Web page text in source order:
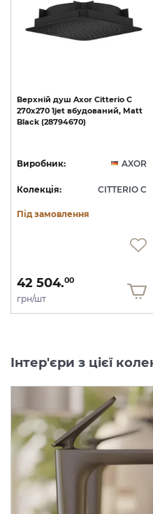
Верхній душ Axor Citterio C
270х270 1jet вбудований, Matt
Black (28794670)
Виробник: AXOR
Колекція: CITTERIO C
Під замовлення
42 504.00
грн/шт
Інтер'єри з цієї